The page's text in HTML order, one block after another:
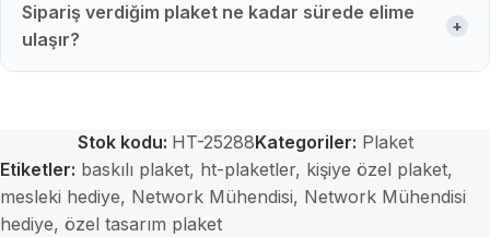
Sipariş verdiğim plaket ne kadar sürede elime
ulaşır?
+
Stok kodu: HT-25288Kategoriler: Plaket
Etiketler: baskılı plaket, ht-plaketler, kişiye özel plaket,
mesleki hediye, Network Mühendisi, Network Mühendisi
hediye, özel tasarım plaket